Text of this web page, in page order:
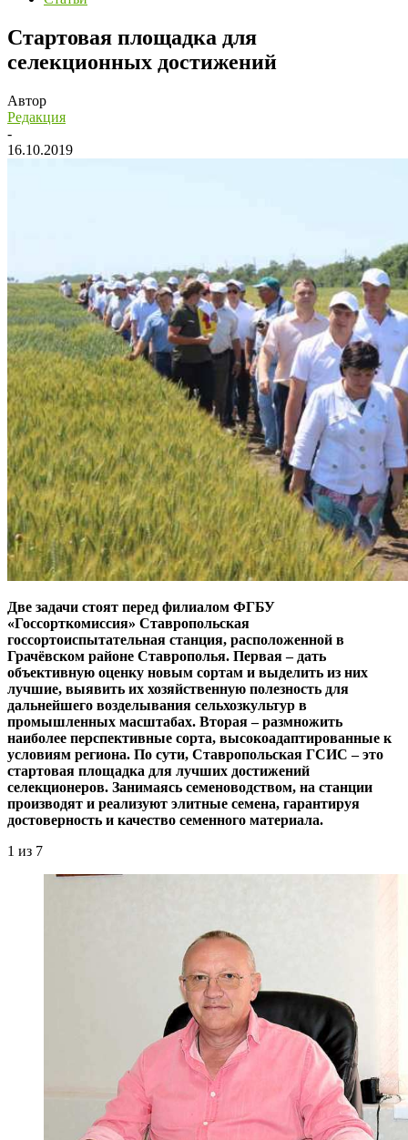
Стартовая площадка для
селекционных достижений
Автор
Редакция
-
16.10.2019
Две задачи стоят перед филиалом ФГБУ
«Госсорткомиссия» Ставропольская
госсортоиспытательная станция, расположенной в
Грачёвском районе Ставрополья. Первая – ​дать
объективную оценку новым сортам и выделить из них
лучшие, выявить их хозяйственную полезность для
дальнейшего возделывания сельхозкультур в
промышленных масштабах. Вторая – ​размножить
наиболее перспективные сорта, высокоадаптированные к
условиям региона. По сути, Ставропольская ГСИС – ​это
стартовая площадка для лучших достижений
селекционеров. Занимаясь семеноводством, на станции
производят и реализуют элитные семена, гарантируя
достоверность и качество семенного материала.
1 из 7